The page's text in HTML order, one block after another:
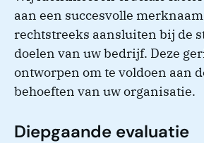
aan een succesvolle
rechtstreeks aansluiten bij de
doelen van uw bedrijf. Deze
ontworpen om te voldoen aan
behoeften van uw organisatie.
Diepgaande evaluatie